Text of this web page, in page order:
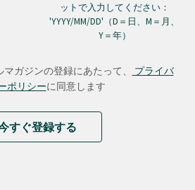
ットで入力してください：
'YYYY/MM/DD'（D＝日、M＝月、
Y＝年）
ガジンの登録にあたって、
プライバ
ポリシーに同意します
すぐ登録する